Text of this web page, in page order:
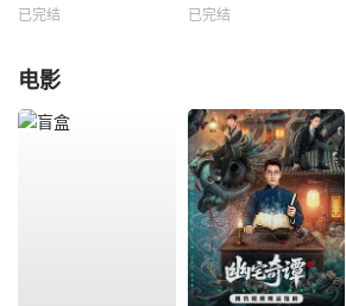
已完结 已完结
电影